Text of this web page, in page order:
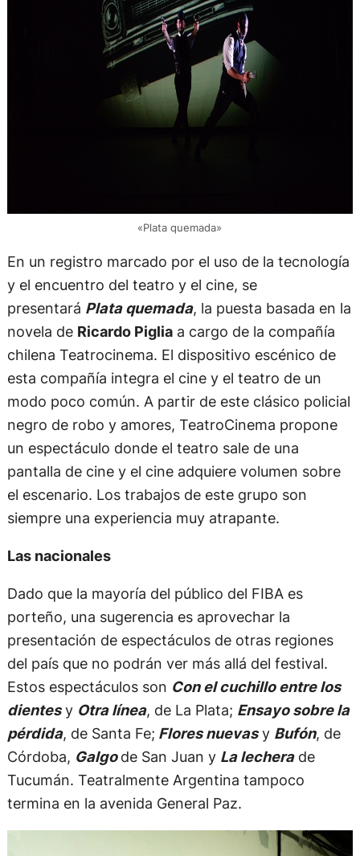
«Plata quemada»
En un registro marcado por el uso de la tecnología
y el encuentro del teatro y el cine, se
presentará Plata quemada, la puesta basada en la
novela de Ricardo Pigliaa cargo de la compañía
chilena Teatrocinema. El dispositivo escénico de
esta compañía integra el cine y el teatro de un
modo poco común. A partir de este clásico policial
negro de robo y amores, TeatroCinema propone
un espectáculo donde el teatro sale de una
pantalla de cine y el cine adquiere volumen sobre
el escenario. Los trabajos de este grupo son
siempre una experiencia muy atrapante.
Las nacionales
Dado que la mayoría del público del FIBA es
porteño, una sugerencia es aprovechar la
presentación de espectáculos de otras regiones
del país que no podrán ver más allá del festival.
Estos espectáculos son Con el cuchillo entre los
dientesy Otra línea, de La Plata; Ensayo sobre la
pérdida, de Santa Fe; Flores nuevasy Bufón, de
Córdoba, Galgode San Juan y La lecherade
Tucumán. Teatralmente Argentina tampoco
termina en la avenida General Paz.